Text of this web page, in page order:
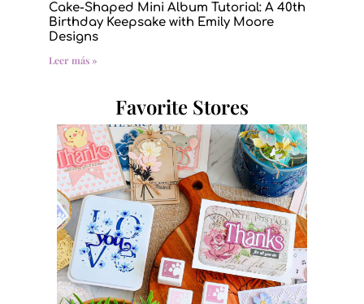
Cake-Shaped Mini Album Tutorial: A 40th
Birthday Keepsake with Emily Moore
Designs
Leer más »
Favorite Stores